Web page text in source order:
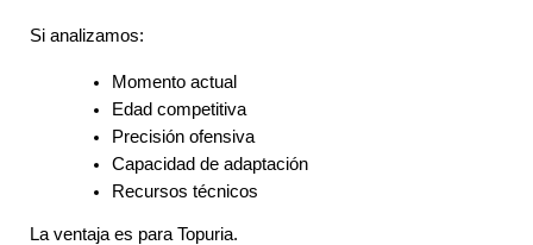
Si analizamos:
Momento actual
Edad competitiva
Precisión ofensiva
Capacidad de adaptación
Recursos técnicos
La ventaja es para Topuria.